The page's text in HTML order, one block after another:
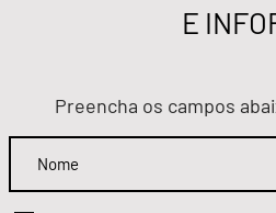
E
Preencha os campos